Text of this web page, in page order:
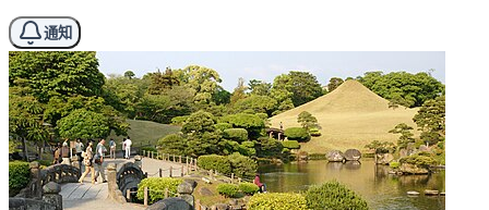
通知